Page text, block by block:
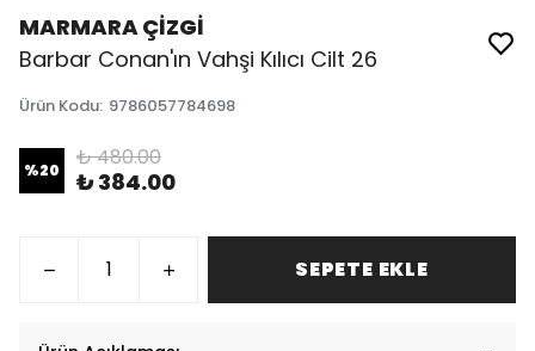
MARMARA ÇİZGİ
Barbar Conan'ın Vahşi Kılıcı Cilt 26
Ürün Kodu: 9786057784698
%20 ₺ 480.00
₺ 384.00
SEPETE EKLE